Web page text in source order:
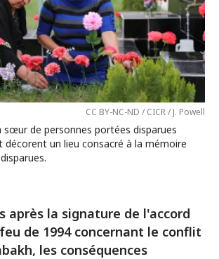
CC BY-NC-ND / CICR / J. Powell
sœur de personnes portées disparues
décorent un lieu consacré à la mémoire
après la signature de l'accord
de 1994 concernant le conflit
les conséquences